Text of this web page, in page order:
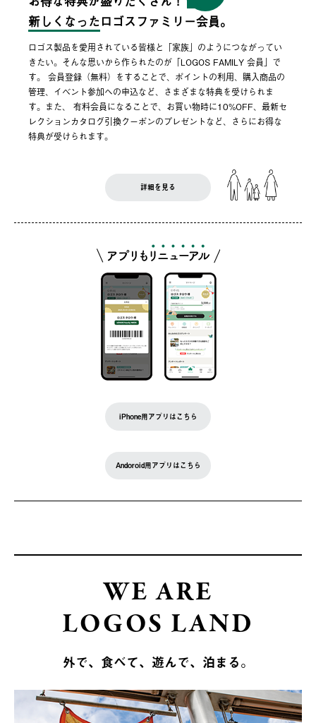
新しくなった ロゴスファミリー会員。
ロゴス製品を愛用されている皆様と「家族」のようにつながってい
きたい。そんな思いから作られたのが「LOGOS FAMILY 会員」で
す。 会員登録（無料）をすることで、ポイントの利用、購入商品の
管理、イベント参加への申込など、さまざまな特典を受けられま
す。また、 有料会員になることで、お買い物時に10%OFF、最新セ
レクションカタログ引換クーポンのプレゼントなど、さらにお得な
特典が受けられます。
詳細を見る
iPhone用アプリはこちら
Andoroid用アプリはこちら
WE ARE
LOGOS LAND
外で、食べて、遊んで、泊まる。